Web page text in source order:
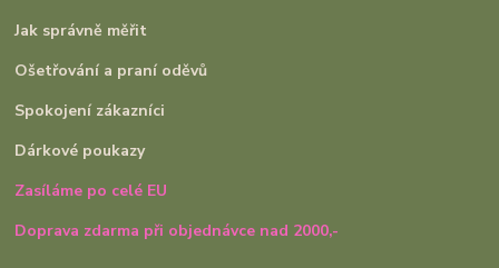
Jak správně měřit
Ošetřování a praní oděvů
Spokojení zákazníci
Dárkové poukazy
Zasíláme po celé EU
Doprava zdarma při objednávce nad 2000,-